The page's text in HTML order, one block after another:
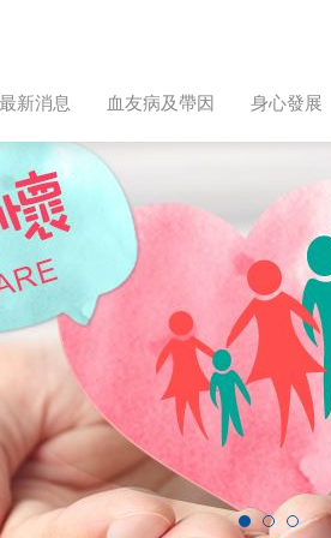
最新消息 血友病及帶因 身心發展